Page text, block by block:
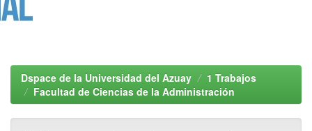
Dspace de la Universidad del Azuay
1 Trabajos
Facultad de Ciencias de la Administración